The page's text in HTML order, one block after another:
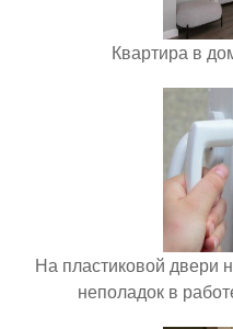
Квартира в
На пластиковой двери
неполадок в